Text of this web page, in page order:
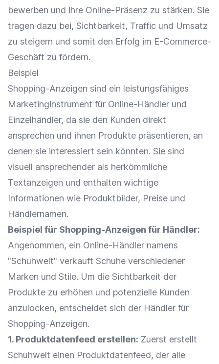
bewerben und ihre Online-Präsenz zu stärken. Sie
tragen dazu bei, Sichtbarkeit, Traffic und Umsatz
zu steigern und somit den Erfolg im E-Commerce-
Geschäft zu fördern.
Beispiel
Shopping-Anzeigen sind ein leistungsfähiges
Marketinginstrument für Online-Händler und
Einzelhändler, da sie den Kunden direkt
ansprechen und ihnen Produkte präsentieren, an
denen sie interessiert sein könnten. Sie sind
visuell ansprechender als herkömmliche
Textanzeigen und enthalten wichtige
Informationen wie Produktbilder, Preise und
Händlernamen.
Beispiel für Shopping-Anzeigen für Händler:
Angenommen, ein Online-Händler namens
"Schuhwelt" verkauft Schuhe verschiedener
Marken und Stile. Um die Sichtbarkeit der
Produkte zu erhöhen und potenzielle Kunden
anzulocken, entscheidet sich der Händler für
Shopping-Anzeigen.
1. Produktdatenfeed erstellen: Zuerst erstellt
Schuhwelt einen Produktdatenfeed, der alle